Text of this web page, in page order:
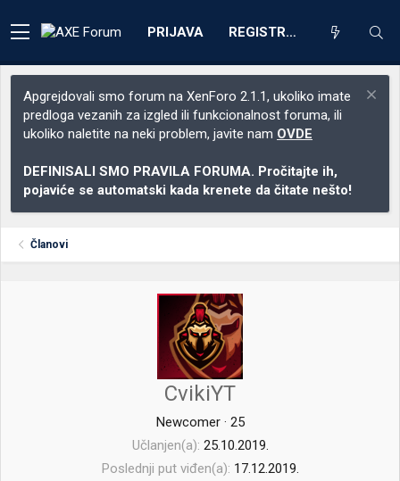
PRIJAVA REGISTRACIJA
Apgrejdovali smo forum na XenForo 2.1.1, ukoliko imate
predloga vezanih za izgled ili funkcionalnost foruma, ili
ukoliko naletite na neki problem, javite nam OVDE
DEFINISALI SMO PRAVILA FORUMA. Pročitajte ih,
pojaviće se automatski kada krenete da čitate nešto!
Članovi
CvikiYT
Newcomer · 25
Učlanjen(a) 25.10.2019.
Poslednji put viđen(a) 17.12.2019.